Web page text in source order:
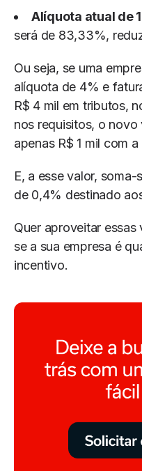
Alíquota atual de
será de 83,33%,
Ou seja, se uma
alíquota de 4% e
R$ 4 mil em tributos,
nos requisitos, o
apenas R$ 1 mil com
E, a esse valor,
de 0,4% destinado
Quer aproveitar
se a sua empresa é
incentivo.